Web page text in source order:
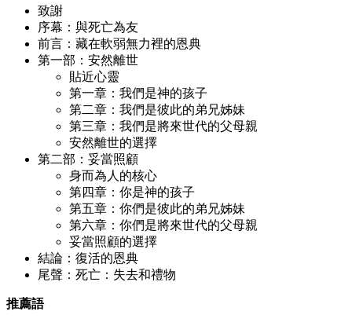
致謝
序幕：與死亡為友
前言：藏在軟弱無力裡的恩典
第一部：安然離世
貼近心靈
第一章：我們是神的孩子
第二章：我們是彼此的弟兄姊妹
第三章：我們是將來世代的父母親
安然離世的選擇
第二部：妥當照顧
身而為人的核心
第四章：你是神的孩子
第五章：你們是彼此的弟兄姊妹
第六章：你們是將來世代的父母親
妥當照顧的選擇
結論：復活的恩典
尾聲：死亡：失去和禮物
推薦語